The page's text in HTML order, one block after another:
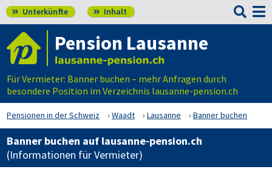
 Unterkünfte  Inhalt 
Pension Lausanne
Für Vermieter: Banner buchen – mehr Anfragen durch
besondere Position im Verzeichnis lausanne-pension.ch
Pensionen in der Schweiz Waadt Lausanne Banner buchen
Banner buchen auf lausanne-pension.ch
(Informationen für Vermieter)